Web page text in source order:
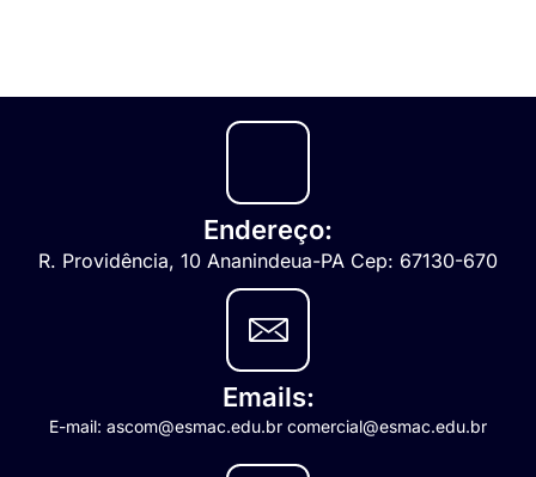
Endereço:
R. Providência, 10 Ananindeua-PA Cep: 67130-670
Emails:
E-mail: ascom@esmac.edu.br comercial@esmac.edu.br